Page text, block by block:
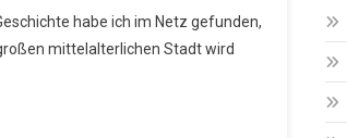
habe ich im Netz gefunden,
mittelalterlichen Stadt wird